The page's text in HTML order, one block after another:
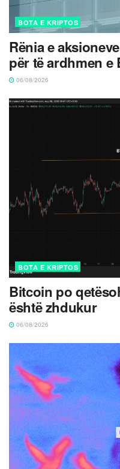
BOTA E KRIPTOS
Rënia e
për të ardhmen e
06/08/2026
BOTA E KRIPTOS
Bitcoin po
është zhdukur
06/08/2026